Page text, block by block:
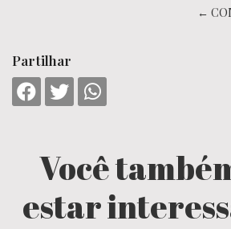
←
Partilhar
Você
estar